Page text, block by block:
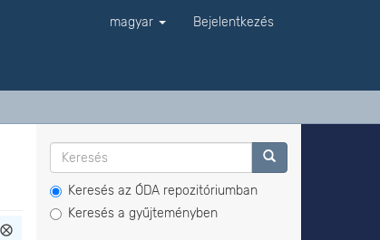
magyar Bejelentkezés
Keresés az ÓDA repozitóriumban
Keresés a gyűjteményben